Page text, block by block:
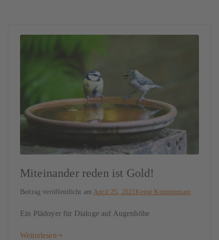
Miteinander reden ist Gold!
Beitrag veröffentlicht am April 25, 2021 Keine Kommentare
Ein Plädoyer für Dialoge auf Augenhöhe
Weiterlesen